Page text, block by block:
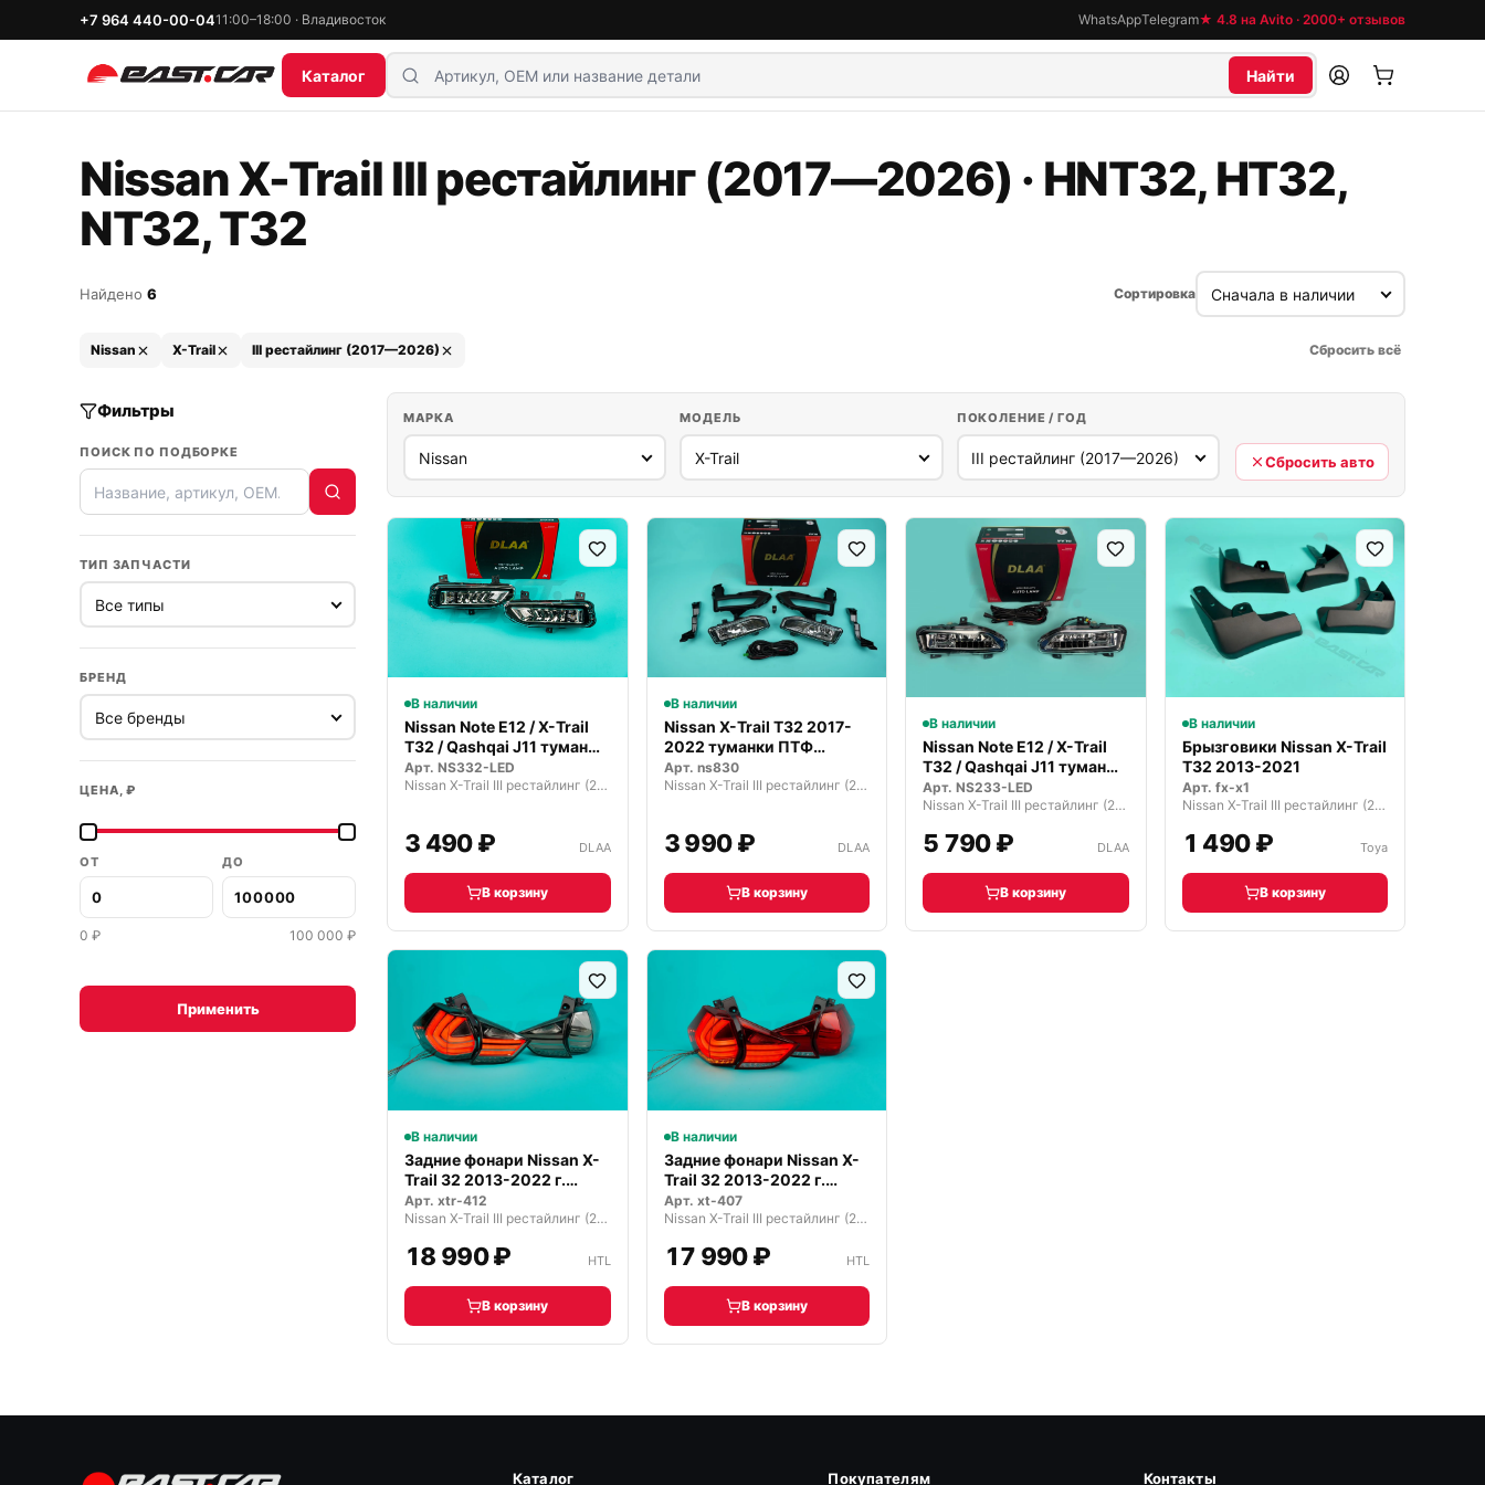
+7 964 440-00-0411:00–18:00 · Владивосток WhatsAppTelegram★ 4.8 на Avito · 2000+ отзывов
Каталог Найти
Nissan X-Trail III рестайлинг (2017—2026) · HNT32, HT32,
NT32, T32
Найдено 6 Сортировка
Nissan X-Trail III рестайлинг (2017—2026) Сбросить всё
Фильтры
ПОИСК ПО ПОДБОРКЕ
ТИП ЗАПЧАСТИ
БРЕНД
ЦЕНА, ₽
ОТ ДО
0 ₽ 100 000 ₽
Применить
МАРКА МОДЕЛЬ ПОКОЛЕНИЕ / ГОД
Сбросить авто
В наличии
Nissan Note E12 / X-Trail
T32 / Qashqai J11 туман…
Арт. NS332-LED
Nissan X-Trail III рестайлинг (2017—2026)
3 490 ₽ DLAA
В корзину
В наличии
Nissan X-Trail T32 2017-
2022 туманки ПТФ
комплект…
Арт. ns830
Nissan X-Trail III рестайлинг (2017—2026)
3 990 ₽ DLAA
В корзину
В наличии
Nissan Note E12 / X-Trail
T32 / Qashqai J11 туман…
Арт. NS233-LED
Nissan X-Trail III рестайлинг (2017—2026)
5 790 ₽ DLAA
В корзину
В наличии
Брызговики Nissan X-Trail
T32 2013-2021
Арт. fx-x1
Nissan X-Trail III рестайлинг (2017—2026)
1 490 ₽ Toya
В корзину
В наличии
Задние фонари Nissan X-
Trail 32 2013-2022 г.
темн…
Арт. xtr-412
Nissan X-Trail III рестайлинг (2017—2026)
18 990 ₽ HTL
В корзину
В наличии
Задние фонари Nissan X-
Trail 32 2013-2022 г.
крас…
Арт. xt-407
Nissan X-Trail III рестайлинг (2017—2026)
17 990 ₽ HTL
В корзину
Каталог Покупателям Контакты